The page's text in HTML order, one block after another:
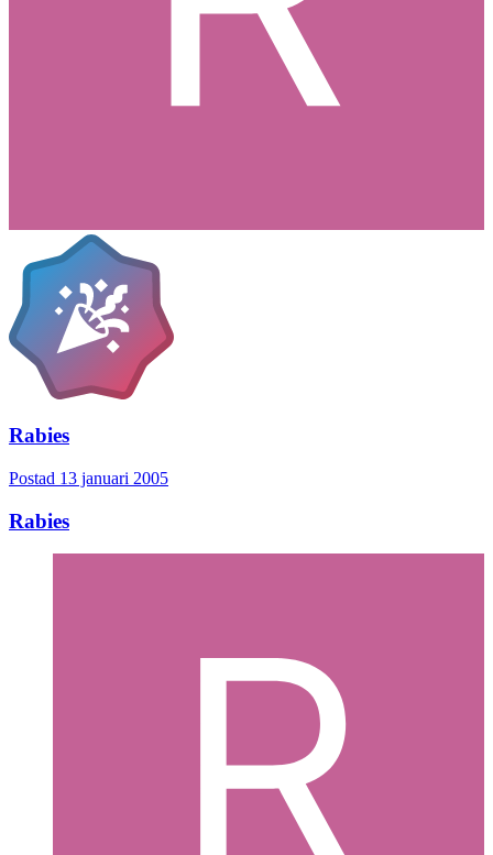
Rabies
Postad 13 januari 2005
Rabies